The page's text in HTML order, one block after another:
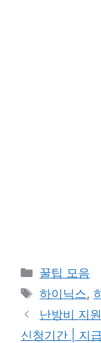
카
테
리
꿀팁 모음
태
그
하이닉스,
난방비 지
신청기간 | 지